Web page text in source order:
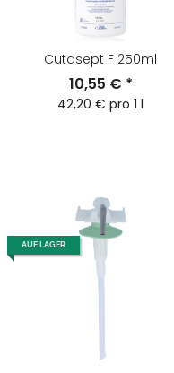
Cutasept F 250ml
10,55 € *
42,20 € pro 1 l
AUF LAGER